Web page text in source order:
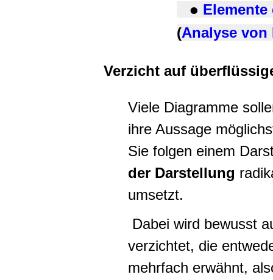
● Elemente
(Analyse von
Verzicht auf
Viele Diagramme
ihre Aussage
Sie folgen einem
der Darstellung
umsetzt.
Dabei wird bewusst
verzichtet, die
mehrfach erwähnt,